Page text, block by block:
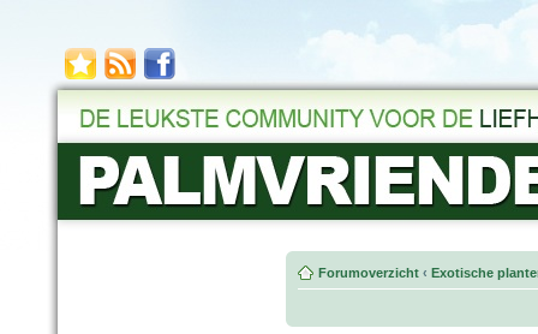
Forumoverzicht ‹ Exotische